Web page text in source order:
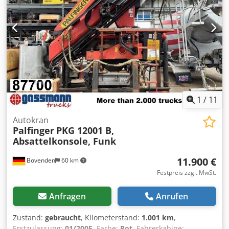
Alle Angaben ohne Gewähr da sich der Kran im Zulauf
befindet! ZUBEHÖRANGABEN OHNE GEWÄHR,
Änderungen, Zwischenverkauf und Irrtümer vorbehalten! -
. Djdpfx Adezp R Aletjwa
1 / 11
Bovenden 60 km
Autokran
Palfinger PKG 12001 B,
Absattelkonsole, Funk
11.900 €
Festpreis zzgl. MwSt.
Anfragen Anrufen
Zustand: gebraucht, Kilometerstand: 1.001 km,